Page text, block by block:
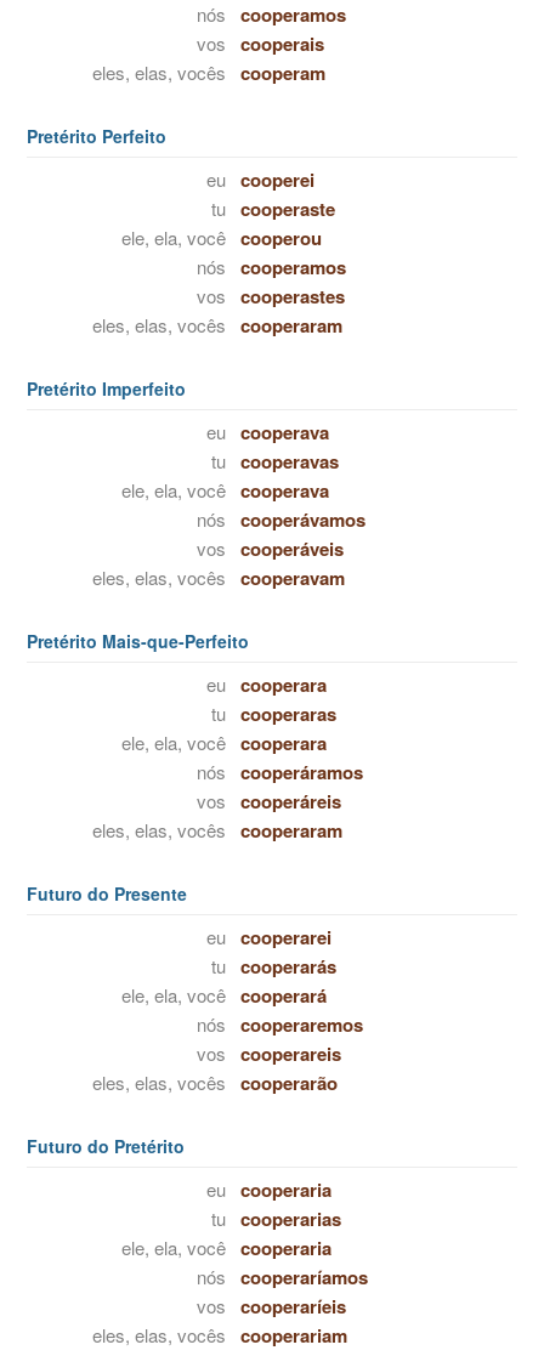
nós cooperamos
vos cooperais
eles, elas, vocês cooperam
Pretérito Perfeito
eu cooperei
tu cooperaste
ele, ela, você cooperou
nós cooperamos
vos cooperastes
eles, elas, vocês cooperaram
Pretérito Imperfeito
eu cooperava
tu cooperavas
ele, ela, você cooperava
nós cooperávamos
vos cooperáveis
eles, elas, vocês cooperavam
Pretérito Mais-que-Perfeito
eu cooperara
tu cooperaras
ele, ela, você cooperara
nós cooperáramos
vos cooperáreis
eles, elas, vocês cooperaram
Futuro do Presente
eu cooperarei
tu cooperarás
ele, ela, você cooperará
nós cooperaremos
vos cooperareis
eles, elas, vocês cooperarão
Futuro do Pretérito
eu cooperaria
tu cooperarias
ele, ela, você cooperaria
nós cooperaríamos
vos cooperaríeis
eles, elas, vocês cooperariam